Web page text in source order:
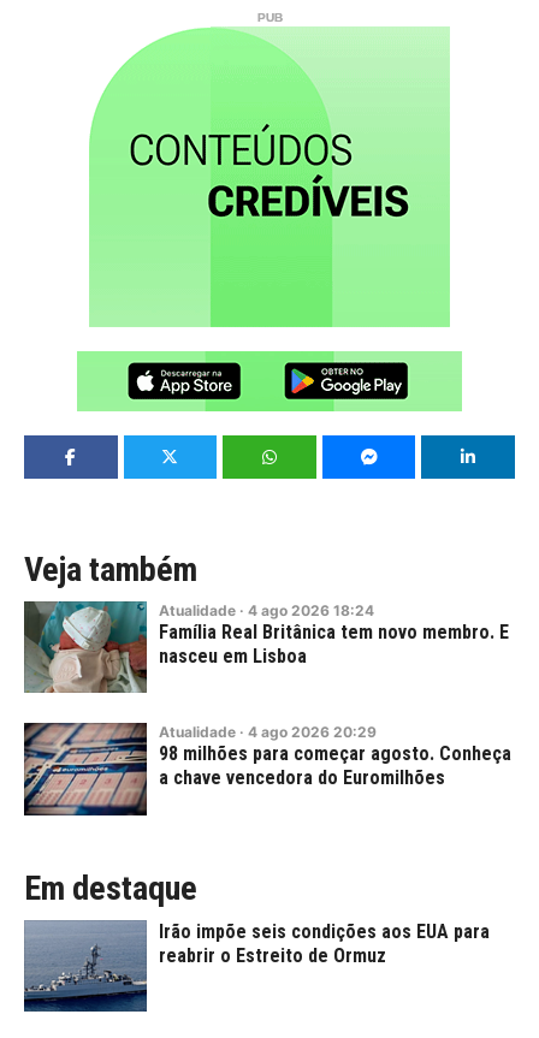
Veja também
Atualidade · 4 ago 2026 18:24
Família Real Britânica tem novo membro. E
nasceu em Lisboa
Atualidade · 4 ago 2026 20:29
98 milhões para começar agosto. Conheça
a chave vencedora do Euromilhões
Em destaque
Irão impõe seis condições aos EUA para
reabrir o Estreito de Ormuz